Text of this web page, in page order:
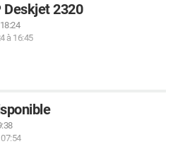
Deskjet 2320
à 16:45